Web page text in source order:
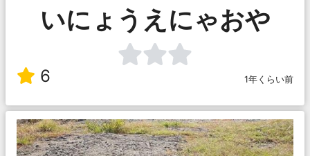
いにょうえにゃおや
6 1年くらい前